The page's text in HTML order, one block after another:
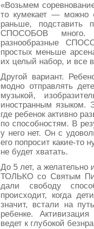
«Возьмем
то кумекает — можно
раньше, подставить
СПОСОБОВ много.
разнообразные
простых меньше
их целый набор, и все
Другой вариант.
модно отправлять
музыкой,
иностранным языком.
где ребенок активно
по способностям. В
у него нет. Он с
его попросит какие-то
не будет хватать.
До 5 лет, а желательно
ТОЛЬКО со Святым
дали свободу
происходит, когда
значит, встали на
ребенке.
ведет к глубокой